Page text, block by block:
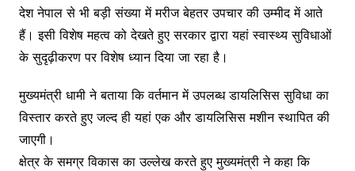
देश नेपाल से भी बड़ी संख्या में मरीज बेहतर उपचार की उम्मीद में आते
हैं। इसी विशेष महत्व को देखते हुए सरकार द्वारा यहां स्वास्थ्य सुविधाओं
के सुदृढ़ीकरण पर विशेष ध्यान दिया जा रहा है।
मुख्यमंत्री धामी ने बताया कि वर्तमान में उपलब्ध डायलिसिस सुविधा का
विस्तार करते हुए जल्द ही यहां एक और डायलिसिस मशीन स्थापित की
जाएगी।
क्षेत्र के समग्र विकास का उल्लेख करते हुए मुख्यमंत्री ने कहा कि